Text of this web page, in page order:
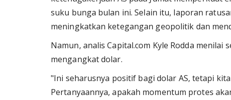
suku bunga bulan ini. Selain itu, laporan
meningkatkan ketegangan geopolitik dan
Namun, analis Capital.com Kyle Rodda
mengangkat dolar.
"Ini seharusnya positif bagi dolar AS, tetapi
Pertanyaannya, apakah momentum protes